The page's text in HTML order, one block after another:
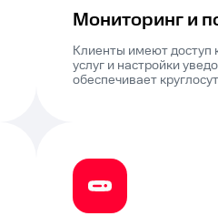
Мониторинг и
Клиенты имеют доступ
услуг и настройки
обеспечивает